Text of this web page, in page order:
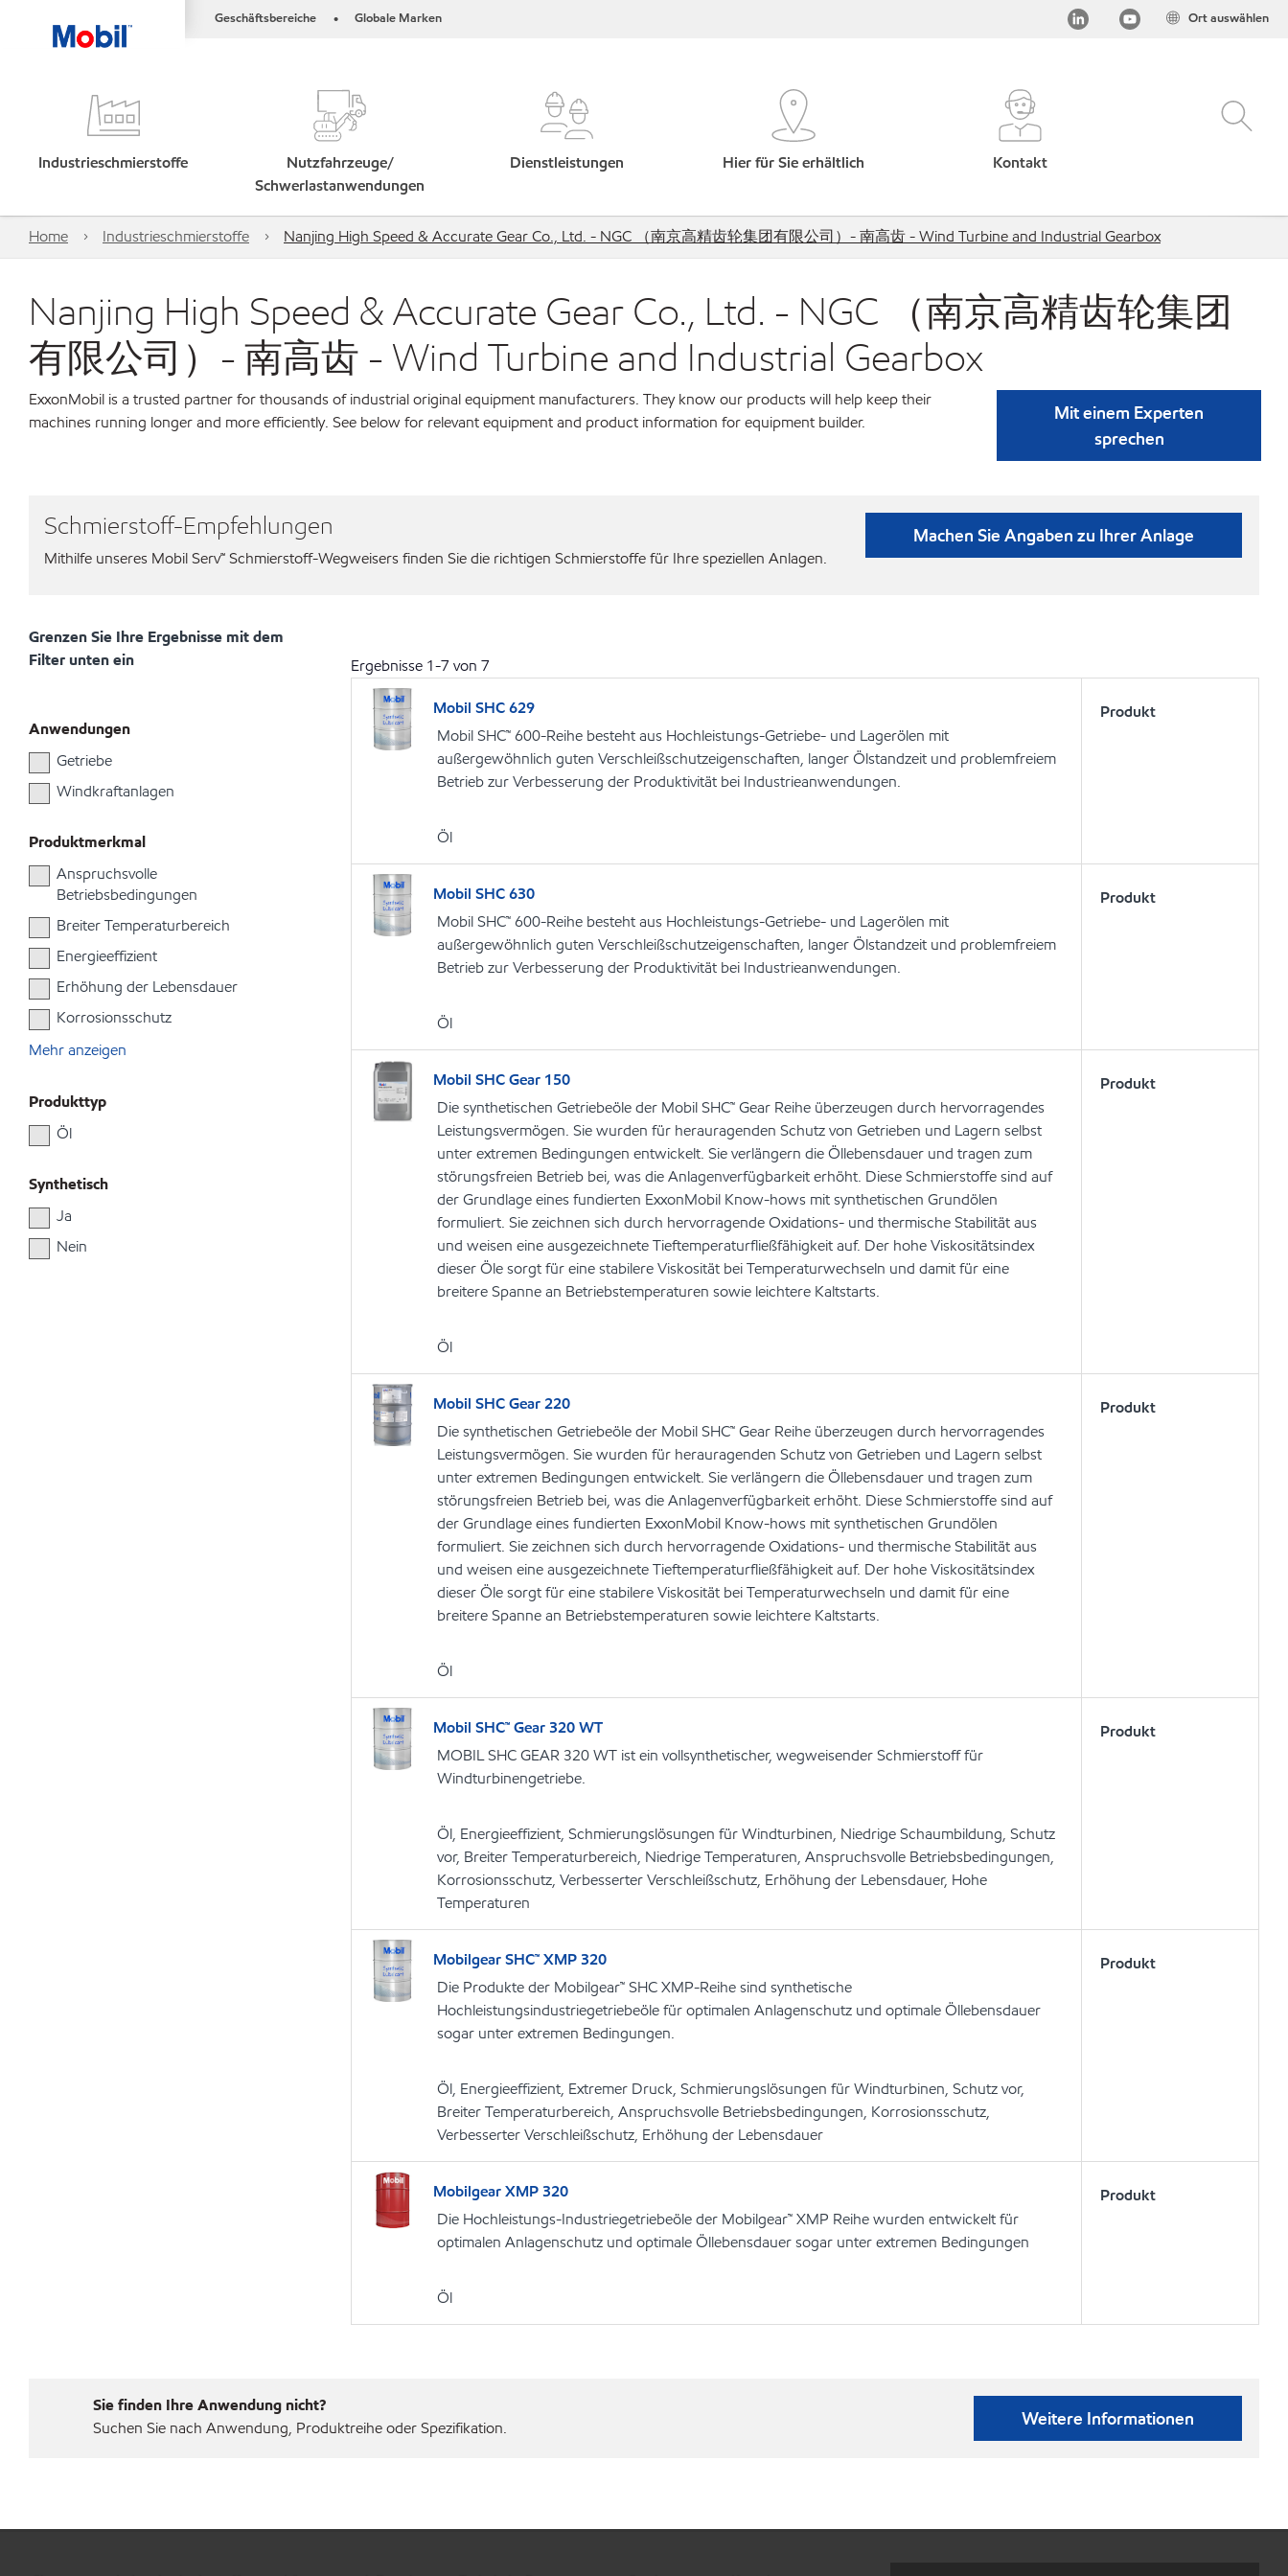
Geschäftsbereiche • Globale Marken Ort auswählen
Industrieschmierstoffe
Nutzfahrzeuge/
Schwerlastanwendungen
Dienstleistungen Hier für Sie erhältlich Kontakt
Home Industrieschmierstoffe Nanjing High Speed & Accurate Gear Co., Ltd. - NGC （南京高精齿轮集团有限公司）- 南高齿 - Wind Turbine and Industrial Gearbox
Nanjing High Speed & Accurate Gear Co., Ltd. - NGC （南京高精齿轮集团
有限公司）- 南高齿 - Wind Turbine and Industrial Gearbox
ExxonMobil is a trusted partner for thousands of industrial original equipment manufacturers. They know our products will help keep their
machines running longer and more efficiently. See below for relevant equipment and product information for equipment builder.
Mit einem Experten
sprechen
Schmierstoff-Empfehlungen
Mithilfe unseres Mobil Serv℠ Schmierstoff-Wegweisers finden Sie die richtigen Schmierstoffe für Ihre speziellen Anlagen.
Machen Sie Angaben zu Ihrer Anlage
Grenzen Sie Ihre Ergebnisse mit dem
Filter unten ein
Anwendungen
Getriebe
Windkraftanlagen
Produktmerkmal
Anspruchsvolle
Betriebsbedingungen
Breiter Temperaturbereich
Energieeffizient
Erhöhung der Lebensdauer
Korrosionsschutz
Mehr anzeigen
Produkttyp
Öl
Synthetisch
Ja
Nein
Ergebnisse 1-7 von 7
Mobil SHC 629
Mobil SHC™ 600-Reihe besteht aus Hochleistungs-Getriebe- und Lagerölen mit
außergewöhnlich guten Verschleißschutzeigenschaften, langer Ölstandzeit und problemfreiem
Betrieb zur Verbesserung der Produktivität bei Industrieanwendungen.
Öl
Produkt
Mobil SHC 630
Mobil SHC™ 600-Reihe besteht aus Hochleistungs-Getriebe- und Lagerölen mit
außergewöhnlich guten Verschleißschutzeigenschaften, langer Ölstandzeit und problemfreiem
Betrieb zur Verbesserung der Produktivität bei Industrieanwendungen.
Öl
Produkt
Mobil SHC Gear 150
Die synthetischen Getriebeöle der Mobil SHC™ Gear Reihe überzeugen durch hervorragendes
Leistungsvermögen. Sie wurden für herauragenden Schutz von Getrieben und Lagern selbst
unter extremen Bedingungen entwickelt. Sie verlängern die Öllebensdauer und tragen zum
störungsfreien Betrieb bei, was die Anlagenverfügbarkeit erhöht. Diese Schmierstoffe sind auf
der Grundlage eines fundierten ExxonMobil Know-hows mit synthetischen Grundölen
formuliert. Sie zeichnen sich durch hervorragende Oxidations- und thermische Stabilität aus
und weisen eine ausgezeichnete Tieftemperaturfließfähigkeit auf. Der hohe Viskositätsindex
dieser Öle sorgt für eine stabilere Viskosität bei Temperaturwechseln und damit für eine
breitere Spanne an Betriebstemperaturen sowie leichtere Kaltstarts.
Öl
Produkt
Mobil SHC Gear 220
Die synthetischen Getriebeöle der Mobil SHC™ Gear Reihe überzeugen durch hervorragendes
Leistungsvermögen. Sie wurden für herauragenden Schutz von Getrieben und Lagern selbst
unter extremen Bedingungen entwickelt. Sie verlängern die Öllebensdauer und tragen zum
störungsfreien Betrieb bei, was die Anlagenverfügbarkeit erhöht. Diese Schmierstoffe sind auf
der Grundlage eines fundierten ExxonMobil Know-hows mit synthetischen Grundölen
formuliert. Sie zeichnen sich durch hervorragende Oxidations- und thermische Stabilität aus
und weisen eine ausgezeichnete Tieftemperaturfließfähigkeit auf. Der hohe Viskositätsindex
dieser Öle sorgt für eine stabilere Viskosität bei Temperaturwechseln und damit für eine
breitere Spanne an Betriebstemperaturen sowie leichtere Kaltstarts.
Öl
Produkt
Mobil SHC™ Gear 320 WT
MOBIL SHC GEAR 320 WT ist ein vollsynthetischer, wegweisender Schmierstoff für
Windturbinengetriebe.
Öl, Energieeffizient, Schmierungslösungen für Windturbinen, Niedrige Schaumbildung, Schutz
vor, Breiter Temperaturbereich, Niedrige Temperaturen, Anspruchsvolle Betriebsbedingungen,
Korrosionsschutz, Verbesserter Verschleißschutz, Erhöhung der Lebensdauer, Hohe
Temperaturen
Produkt
Mobilgear SHC™ XMP 320
Die Produkte der Mobilgear™ SHC XMP-Reihe sind synthetische
Hochleistungsindustriegetriebeöle für optimalen Anlagenschutz und optimale Öllebensdauer
sogar unter extremen Bedingungen.
Öl, Energieeffizient, Extremer Druck, Schmierungslösungen für Windturbinen, Schutz vor,
Breiter Temperaturbereich, Anspruchsvolle Betriebsbedingungen, Korrosionsschutz,
Verbesserter Verschleißschutz, Erhöhung der Lebensdauer
Produkt
Mobilgear XMP 320
Die Hochleistungs-Industriegetriebeöle der Mobilgear™ XMP Reihe wurden entwickelt für
optimalen Anlagenschutz und optimale Öllebensdauer sogar unter extremen Bedingungen
Öl
Produkt
Sie finden Ihre Anwendung nicht?
Suchen Sie nach Anwendung, Produktreihe oder Spezifikation.
Weitere Informationen